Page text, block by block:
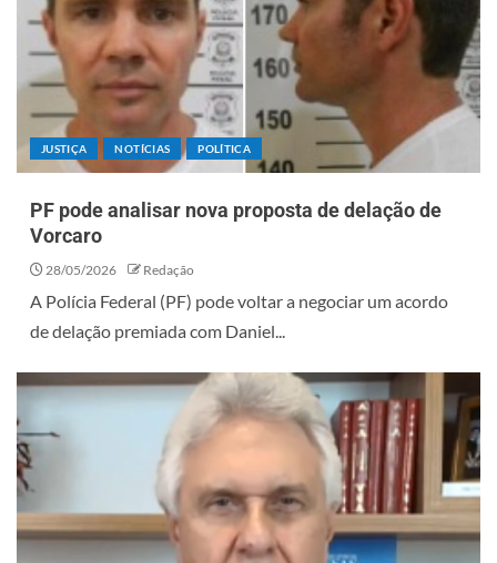
JUSTIÇA NOTÍCIAS POLÍTICA
PF pode analisar nova proposta de delação de
Vorcaro
28/05/2026 Redação
A Polícia Federal (PF) pode voltar a negociar um acordo
de delação premiada com Daniel...